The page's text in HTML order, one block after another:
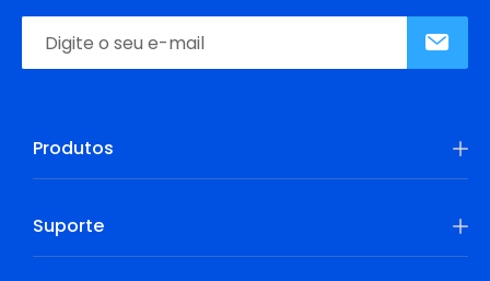
Produtos
Suporte